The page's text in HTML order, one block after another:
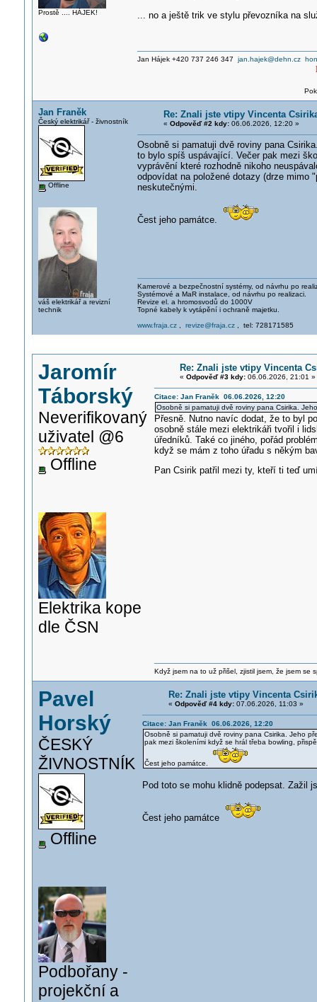
Prostě .... HÁJEK!
... no a ještě trik ve stylu převozníka na
Jan Hájek +420 737 246 347 jan.hajek@dehn.cz
Jan Franěk
Český elektrikář - živnostník
Offline
váš elektrikář a revizní
technik
Re: Znali jste vtipy Vincenta
« Odpověď #2 kdy:06.06.2026, 12:20 »
Osobně si pamatuji dvě roviny pana
to bylo spíš uspávající. Večer pak mezi
vyprávění které rozhodně nikoho
odpovídat na položené dotazy (drze mimo
neskutečnými.
Čest jeho památce.
Kamerové a bezpečnostní systémy, od návrhu po
Systémové a MaR instalace, od návrhu po realizaci.
Revize el. a hromosvodů do 1000V
Topné kabely k vytápění i ochraně majetku.
www.fraja.cz, revize@fraja.cz, tel: 728171585
Jaromír
Táborský
Neverifikovaný
uživatel @6
Offline
Elektrika kope
dle ČSN
Re: Znali jste vtipy Vincenta
« Odpověď #3 kdy:06.06.2026, 21:01 »
Citace: Jan Franěk 06.06.2026, 12:20
Osobně si pamatuji dvě roviny pana Csirika.
Přesně. Nutno navíc dodat, že to byl
osobně stále mezi elektrikáři tvořil i
úředníků. Také co jiného, pořád
když se mám z toho úřadu s někým
Pan Csirik patřil mezi ty, kteří ti teď
Když jsem na to už přišel, zjistil jsem, že jsem se
Pavel
Horský
ČESKÝ
ŽIVNOSTNÍK
Offline
Podbořany -
projekční a
Re: Znali jste vtipy Vincenta
« Odpověď #4 kdy:07.06.2026, 11:03 »
Citace: Jan Franěk 06.06.2026, 12:20
Osobně si pamatuji dvě roviny pana Csirika. Jeho
pak mezi školeními když se hrál třeba bowling,
Čest jeho památce.
Pod toto se mohu klidně podepsat. Zažil
Čest jeho památce